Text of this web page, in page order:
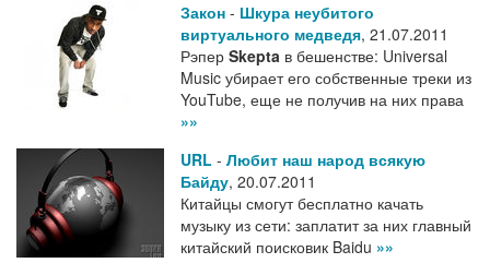
Закон - Шкура неубитого
виртуального медведя, 21.07.2011
Рэпер Skepta в бешенстве: Universal
Music убирает его собственные треки из
YouTube, еще не получив на них права
»»
URL - Любит наш народ всякую
Байду, 20.07.2011
Китайцы смогут бесплатно качать
музыку из сети: заплатит за них главный
китайский поисковик Baidu »»